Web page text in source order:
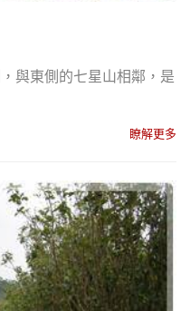
與東側的七星山相鄰，是